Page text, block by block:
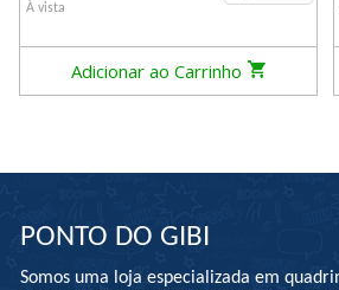
À vista
Adicionar ao Carrinho
PONTO DO GIBI
Somos uma loja especializada em